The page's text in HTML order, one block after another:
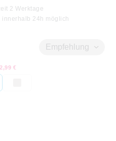
2 Werktage
innerhalb 24h möglich
Empfehlung
€